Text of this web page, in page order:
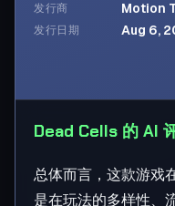
发行商 Motion
发行日期 Aug 6,
Dead Cells 的 AI
总体而言，这款游戏
是在玩法的多样性、